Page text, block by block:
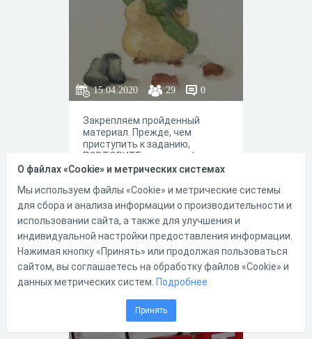
15.04.2020 29 0
Закрепляем пройденный
материал. Прежде, чем
приступить к заданию,
ПОВТОРИТЕ изученное!
Глагол как часть
О файлах «Cookie» и метрических системах
Мы используем файлы «Cookie» и метрические системы
для сбора и анализа информации о производительности и
использовании сайта, а также для улучшения и
индивидуальной настройки предоставления информации.
Нажимая кнопку «Принять» или продолжая пользоваться
сайтом, вы соглашаетесь на обработку файлов «Cookie» и
данных метрических систем. Подробнее
Принять